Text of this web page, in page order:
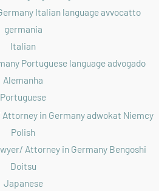
Italian
Portuguese
Polish
Japanese